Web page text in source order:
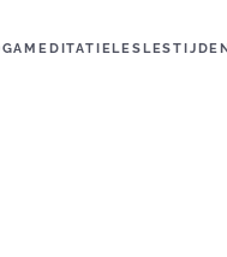
MEDITATIELES